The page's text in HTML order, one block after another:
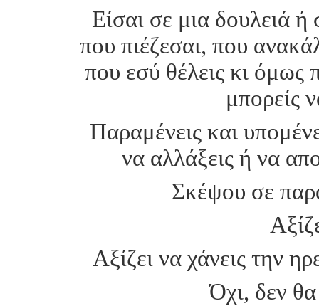
Είσαι σε μια δουλειά ή
που πιέζεσαι, που
που εσύ θέλεις κι όμως
μπορείς
Παραμένεις και
να αλλάξεις ή να
Σκέψου σε
Αξίζει να χάνεις την
Όχι, δεν